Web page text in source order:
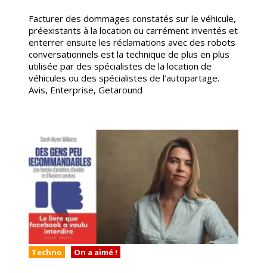
Facturer des dommages constatés sur le véhicule,
préexistants à la location ou carrément inventés et
enterrer ensuite les réclamations avec des robots
conversationnels est la technique de plus en plus
utilisée par des spécialistes de la location de
véhicules ou des spécialistes de l’autopartage.
Avis, Enterprise, Getaround
Techno On a aimé !